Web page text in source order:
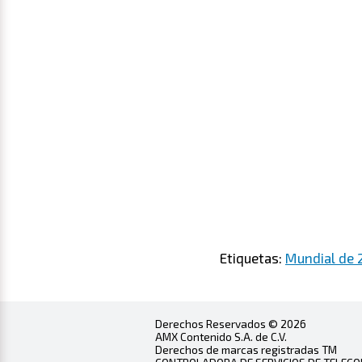
Etiquetas: Mundial de
Derechos Reservados © 2026
AMX Contenido S.A. de C.V.
Derechos de marcas registradas TM